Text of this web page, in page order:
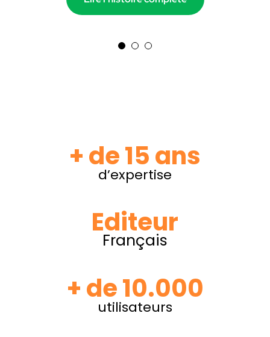
Lire l’histoire complète
+ de 15 ans
d’expertise
Editeur
Français
+ de 10.000
utilisateurs